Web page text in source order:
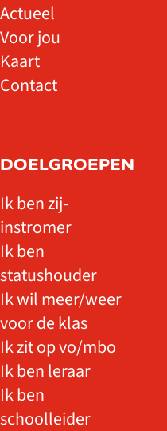
Actueel
Voor jou
Kaart
Contact
DOELGROEPEN
Ik ben zij-
instromer
Ik ben
statushouder
Ik wil meer/weer
voor de klas
Ik zit op vo/mbo
Ik ben leraar
Ik ben
schoolleider